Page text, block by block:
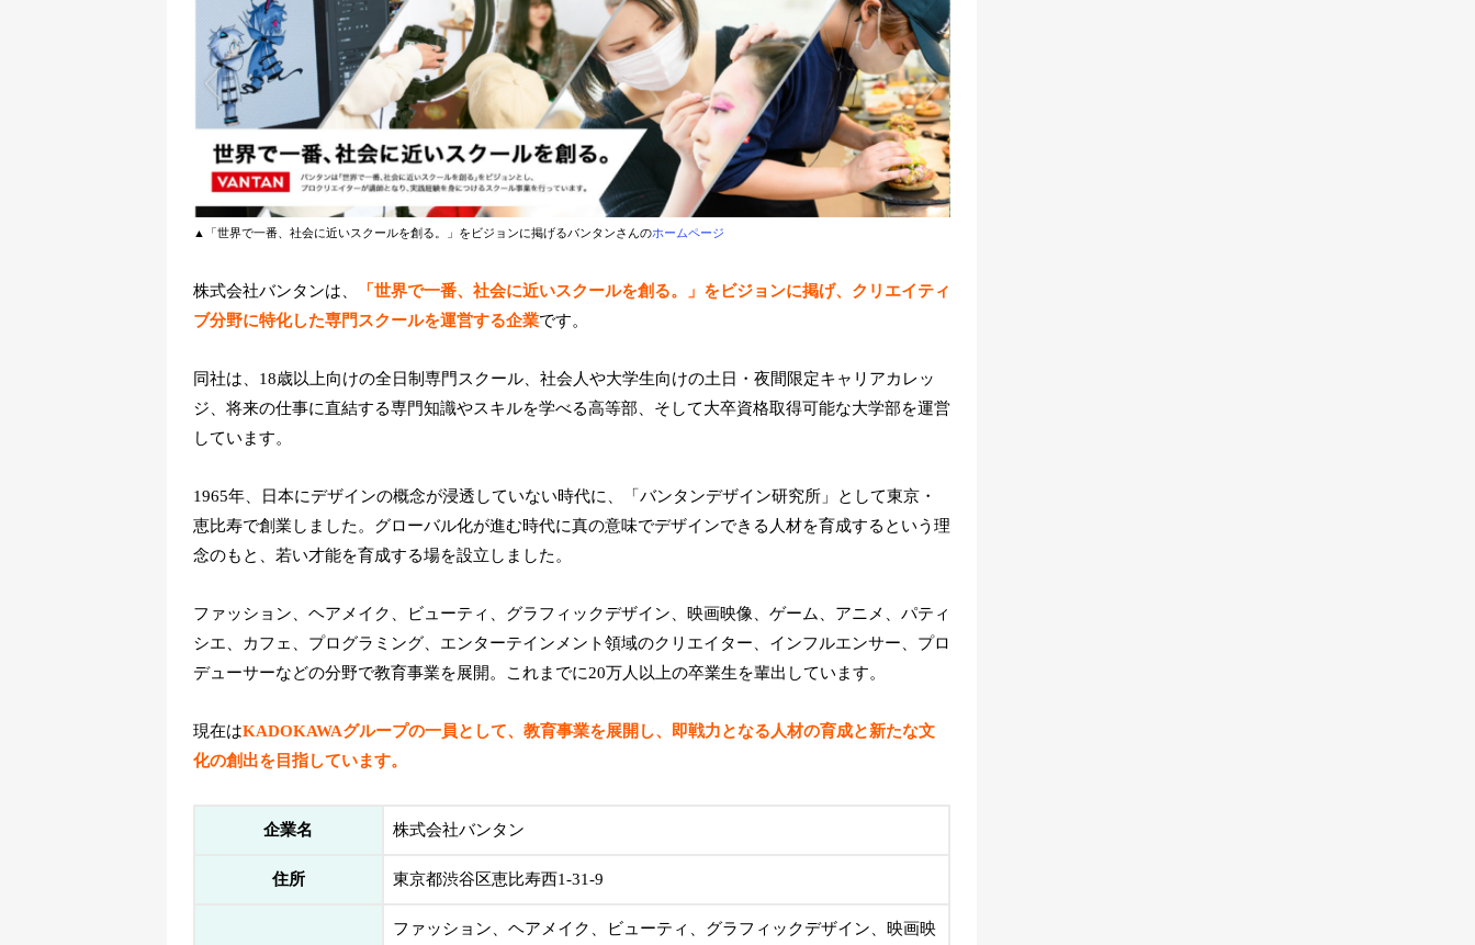
▲「世界で一番、社会に近いスクールを創る。」をビジョンに掲げるバンタンさんのホームページ
株式会社バンタンは、 「世界で一番、社会に近いスクールを創る。
」をビジョンに掲げ、クリエイティ
ブ分野に特化した専門スクールを運営する企業です。
同社は、18歳以上向けの全日制専門スクール、社会人や大学生向けの土日・夜間限定キャリアカレッ
ジ、将来の仕事に直結する専門知識やスキルを学べる高等部、そして大卒資格取得可能な大学部を運営
しています。
1965年、日本にデザインの概念が浸透していない時代に、「バンタンデザイン研究所」として東京・
恵比寿で創業しました。グローバル化が進む時代に真の意味でデザインできる人材を育成するという理
念のもと、若い才能を育成する場を設立しました。
ファッション、ヘアメイク、ビューティ、グラフィックデザイン、映画映像、ゲーム、アニメ、パティ
シエ、カフェ、プログラミング、エンターテインメント領域のクリエイター、インフルエンサー、プロ
デューサーなどの分野で教育事業を展開。これまでに20万人以上の卒業生を輩出しています。
現在はKADOKAWAグループの一員として、教育事業を展開し、即戦力となる人材の育成と新たな文
化の創出を目指しています。
企業名 株式会社バンタン
住所 東京都渋谷区恵比寿西1-31-9
ファッション、ヘアメイク、ビューティ、グラフィックデザイン、映画映